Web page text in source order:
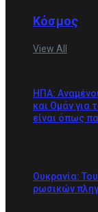
Κόσμος
View All
ΗΠΑ:
και Ομάν για
είναι όπως
Ουκρανία:
ρωσικών